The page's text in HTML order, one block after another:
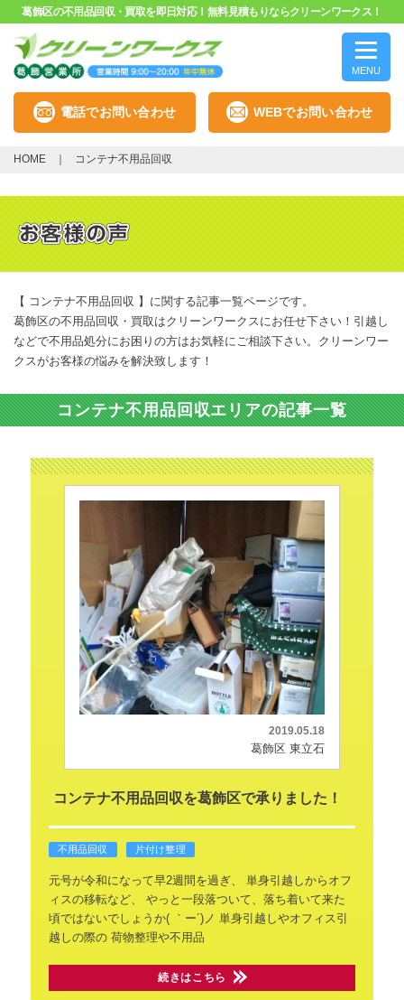
葛飾区の不用品回収・買取を即日対応！無料見積もりならクリーンワークス！
MENU
電話でお問い合わせ WEBでお問い合わせ
HOME コンテナ不用品回収
【 コンテナ不用品回収 】に関する記事一覧ページです。
葛飾区の不用品回収・買取はクリーンワークスにお任せ下さい！引越し
などで不用品処分にお困りの方はお気軽にご相談下さい。クリーンワー
クスがお客様の悩みを解決致します！
コンテナ不用品回収エリアの記事一覧
2019.05.18
葛飾区 東立石
コンテナ不用品回収を葛飾区で承りました！
不用品回収 片付け整理
元号が令和になって早2週間を過ぎ、
単身引越しからオフ
ィスの移転など、
やっと一段落ついて、落ち着いて来た
頃ではないでしょうか( ｀ー´)ノ 単身引越しやオフィス引
越しの際の荷物整理や不用品
続きはこちら